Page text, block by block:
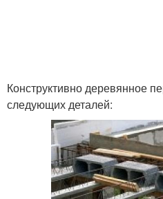
Конструктивно деревянное
следующих деталей: